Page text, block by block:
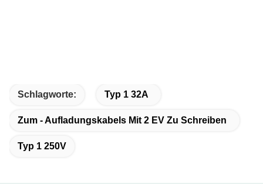
Schlagworte: Typ 1 32A
Zum - Aufladungskabels Mit 2 EV Zu Schreiben
Typ 1 250V